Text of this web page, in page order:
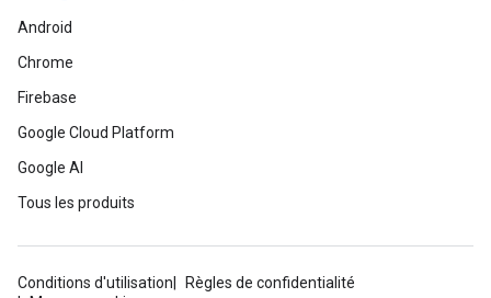
Android
Chrome
Firebase
Google Cloud Platform
Google AI
Tous les produits
Conditions d'utilisation
Règles de confidentialité